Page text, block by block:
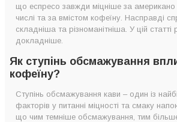
що еспресо завжди міцніше за
числі та за вмістом кофеїну. Насправді
складніша та різноманітніша. У цій статті
докладніше.
Як ступінь обсмажування
кофеїну?
Ступінь обсмажування кави – один із
факторів у питанні міцності та смаку
що чим темніше обсмажування, тим більше